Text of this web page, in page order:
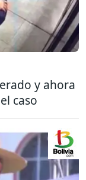
y ahora
caso